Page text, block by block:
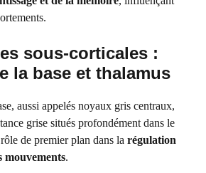
sous-corticales :
la base et thalamus
aussi appelés noyaux gris centraux,
grise situés profondément dans le
de premier plan dans la régulation
mouvements.